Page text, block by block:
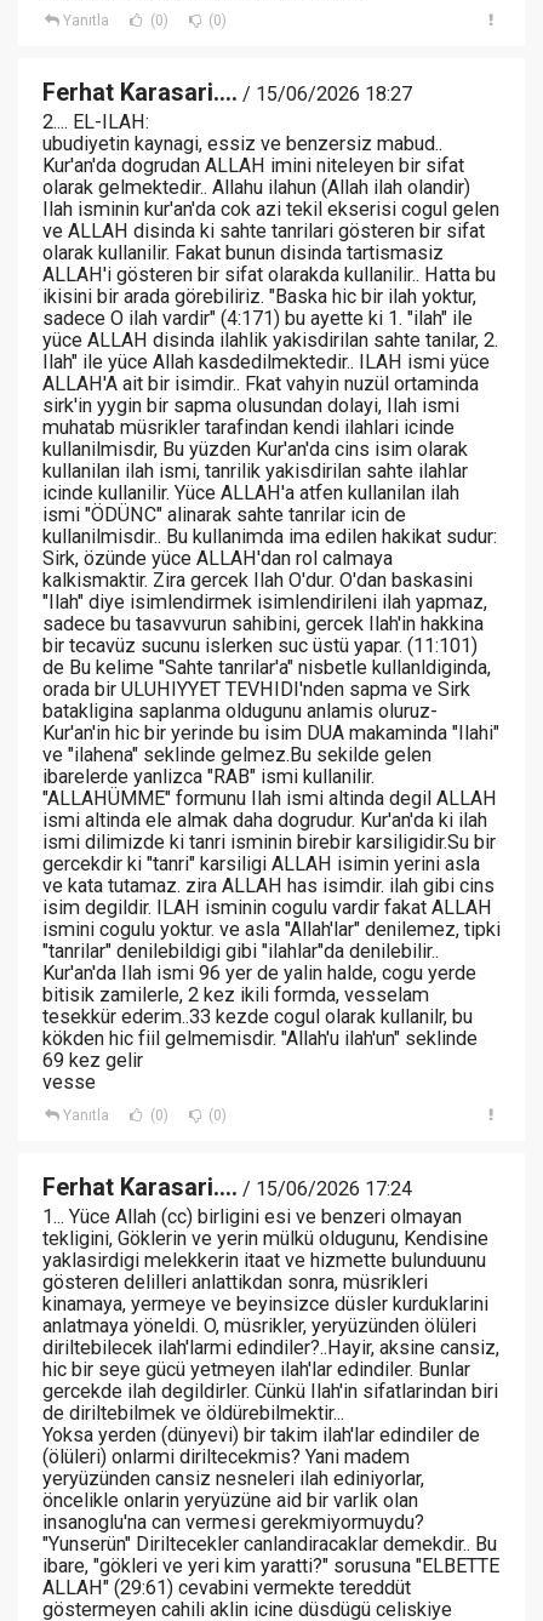
Yanıtla (0) (0)
Ferhat Karasari.... / 15/06/2026 18:27
2.... EL-ILAH:
ubudiyetin kaynagi, essiz ve benzersiz mabud..
Kur'an'da dogrudan ALLAH imini niteleyen bir sifat
olarak gelmektedir.. Allahu ilahun (Allah ilah olandir)
Ilah isminin kur'an'da cok azi tekil ekserisi cogul gelen
ve ALLAH disinda ki sahte tanrilari gösteren bir sifat
olarak kullanilir. Fakat bunun disinda tartismasiz
ALLAH'i gösteren bir sifat olarakda kullanilir.. Hatta bu
ikisini bir arada görebiliriz. "Baska hic bir ilah yoktur,
sadece O ilah vardir" (4:171) bu ayette ki 1. "ilah" ile
yüce ALLAH disinda ilahlik yakisdirilan sahte tanilar, 2.
Ilah" ile yüce Allah kasdedilmektedir.. ILAH ismi yüce
ALLAH'A ait bir isimdir.. Fkat vahyin nuzül ortaminda
sirk'in yygin bir sapma olusundan dolayi, Ilah ismi
muhatab müsrikler tarafindan kendi ilahlari icinde
kullanilmisdir, Bu yüzden Kur'an'da cins isim olarak
kullanilan ilah ismi, tanrilik yakisdirilan sahte ilahlar
icinde kullanilir. Yüce ALLAH'a atfen kullanilan ilah
ismi "ÖDÜNC" alinarak sahte tanrilar icin de
kullanilmisdir.. Bu kullanimda ima edilen hakikat sudur:
Sirk, özünde yüce ALLAH'dan rol calmaya
kalkismaktir. Zira gercek Ilah O'dur. O'dan baskasini
"Ilah" diye isimlendirmek isimlendirileni ilah yapmaz,
sadece bu tasavvurun sahibini, gercek Ilah'in hakkina
bir tecavüz sucunu islerken suc üstü yapar. (11:101)
de Bu kelime "Sahte tanrilar'a" nisbetle kullanldiginda,
orada bir ULUHIYYET TEVHIDI'nden sapma ve Sirk
batakligina saplanma oldugunu anlamis oluruz-
Kur'an'in hic bir yerinde bu isim DUA makaminda "Ilahi"
ve "ilahena" seklinde gelmez.Bu sekilde gelen
ibarelerde yanlizca "RAB" ismi kullanilir.
"ALLAHÜMME" formunu Ilah ismi altinda degil ALLAH
ismi altinda ele almak daha dogrudur. Kur'an'da ki ilah
ismi dilimizde ki tanri isminin birebir karsiligidir.Su bir
gercekdir ki "tanri" karsiligi ALLAH isimin yerini asla
ve kata tutamaz. zira ALLAH has isimdir. ilah gibi cins
isim degildir. ILAH isminin cogulu vardir fakat ALLAH
ismini cogulu yoktur. ve asla "Allah'lar" denilemez, tipki
"tanrilar" denilebildigi gibi "ilahlar"da denilebilir..
Kur'an'da Ilah ismi 96 yer de yalin halde, cogu yerde
bitisik zamilerle, 2 kez ikili formda, vesselam
tesekkür ederim..33 kezde cogul olarak kullanilr, bu
kökden hic fiil gelmemisdir. "Allah'u ilah'un" seklinde
69 kez gelir
vesse
Yanıtla (0) (0)
Ferhat Karasari.... / 15/06/2026 17:24
1... Yüce Allah (cc) birligini esi ve benzeri olmayan
tekligini, Göklerin ve yerin mülkü oldugunu, Kendisine
yaklasirdigi melekkerin itaat ve hizmette bulunduunu
gösteren delilleri anlattikdan sonra, müsrikleri
kinamaya, yermeye ve beyinsizce düsler kurduklarini
anlatmaya yöneldi. O, müsrikler, yeryüzünden ölüleri
diriltebilecek ilah'larmi edindiler?..Hayir, aksine cansiz,
hic bir seye gücü yetmeyen ilah'lar edindiler. Bunlar
gercekde ilah degildirler. Cünkü Ilah'in sifatlarindan biri
de diriltebilmek ve öldürebilmektir...
Yoksa yerden (dünyevi) bir takim ilah'lar edindiler de
(ölüleri) onlarmi diriltecekmis? Yani madem
yeryüzünden cansiz nesneleri ilah ediniyorlar,
öncelikle onlarin yeryüzüne aid bir varlik olan
insanoglu'na can vermesi gerekmiyormuydu?
"Yunserün" Diriltecekler canlandiracaklar demekdir.. Bu
ibare, "gökleri ve yeri kim yaratti?" sorusuna "ELBETTE
ALLAH" (29:61) cevabini vermekte tereddüt
göstermeyen cahili aklin icine düsdügü celiskiye